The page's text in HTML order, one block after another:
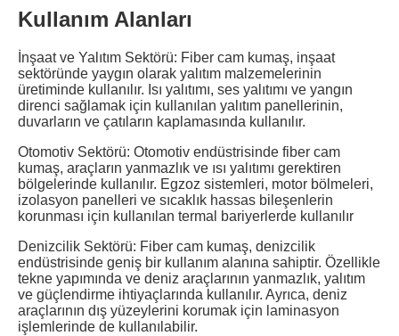
Kullanım Alanları
İnşaat ve Yalıtım Sektörü: Fiber cam kumaş, inşaat
sektöründe yaygın olarak yalıtım malzemelerinin
üretiminde kullanılır. Isı yalıtımı, ses yalıtımı ve yangın
direnci sağlamak için kullanılan yalıtım panellerinin,
duvarların ve çatıların kaplamasında kullanılır.
Otomotiv Sektörü: Otomotiv endüstrisinde fiber cam
kumaş, araçların yanmazlık ve ısı yalıtımı gerektiren
bölgelerinde kullanılır. Egzoz sistemleri, motor bölmeleri,
izolasyon panelleri ve sıcaklık hassas bileşenlerin
korunması için kullanılan termal bariyerlerde kullanılır
Denizcilik Sektörü: Fiber cam kumaş, denizcilik
endüstrisinde geniş bir kullanım alanına sahiptir. Özellikle
tekne yapımında ve deniz araçlarının yanmazlık, yalıtım
ve güçlendirme ihtiyaçlarında kullanılır. Ayrıca, deniz
araçlarının dış yüzeylerini korumak için laminasyon
işlemlerinde de kullanılabilir.